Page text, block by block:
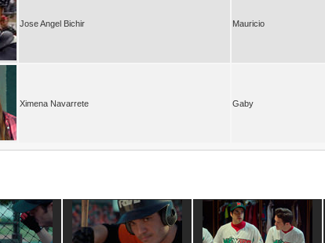
Jose Angel Bichir Mauricio
Ximena Navarrete Gaby